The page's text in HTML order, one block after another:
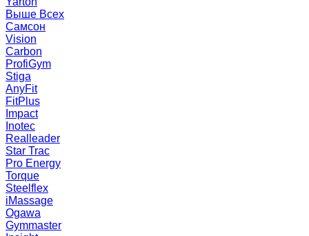
Выше Всех
Самсон
Vision
Carbon
ProfiGym
Stiga
AnyFit
FitPlus
Impact
Inotec
Realleader
Star Trac
Pro Energy
Torque
Steelflex
iMassage
Ogawa
Gymmaster